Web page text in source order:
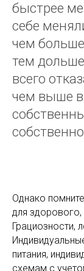
быстрее
себе
чем
тем
всего
чем выше
Однако
для здорового,
Грациозности,
питания,
схемам с